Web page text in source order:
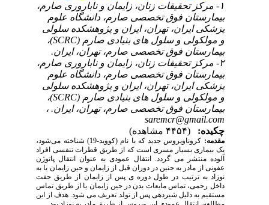
۱- مرکز تحقیقات زنان، زایمان و ناباروری صارم،
بیمارستان فوق تخصصی صارم، دانشگاه علوم
پزشکی ایران، تهران، ایران و پژوهشکده سلولی
و مولکولی و سلول های بنیادی صارم (SCRC)،
بیمارستان فوق تخصصی صارم، تهران، ایران.
۲- مرکز تحقیقات زنان، زایمان و ناباروری صارم،
بیمارستان فوق تخصصی صارم، دانشگاه علوم
پزشکی ایران، تهران، ایران و پژوهشکده سلولی
و مولکولی و سلول های بنیادی صارم (SCRC)،
بیمارستان فوق تخصصی صارم، تهران، ایران. ،
saremcr@gmail.com
چکیده:
مقدمه: کروناویروس جدید که با نام (کووید-19)
شناخته می‌شود،
یک بیماری بسیار مسری است که از طریق قطرات تنفسی افراد
آلوده منتشر می گردد. انتقال عمودی به عنوان انتقال پاتوژن
عفونی از مادر به جنین در دوران قبل از زایمان و حین زایمان یا به
نوزاد به ترتیب در طول دوره ی پس از زایمان از طریق جفت
داخل رحمی، تماس مایعات بدن در حین زایمان یا از طریق تماس
مستقیم به دلیل شیردهی پس از تولد تعریف می شود. هدف از این